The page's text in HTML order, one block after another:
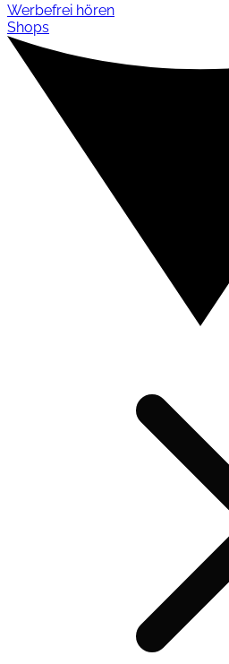
Werbefrei hören
Shops